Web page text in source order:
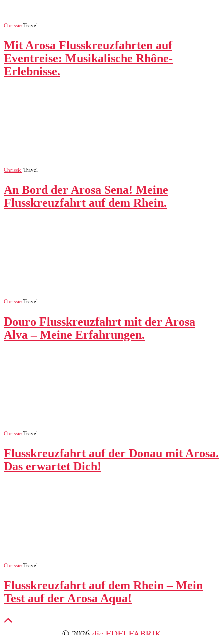
Chrissie Travel
Mit Arosa Flusskreuzfahrten auf
Eventreise: Musikalische Rhône-
Erlebnisse.
Chrissie Travel
An Bord der Arosa Sena! Meine
Flusskreuzfahrt auf dem Rhein.
Chrissie Travel
Douro Flusskreuzfahrt mit der Arosa
Alva – Meine Erfahrungen.
Chrissie Travel
Flusskreuzfahrt auf der Donau mit Arosa.
Das erwartet Dich!
Chrissie Travel
Flusskreuzfahrt auf dem Rhein – Mein
Test auf der Arosa Aqua!